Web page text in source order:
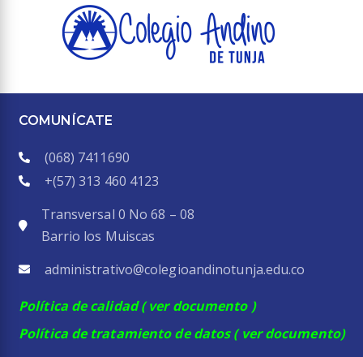
COMUNÍCATE
(068) 7411690
+(57)313 460 4123
Transversal 0 No 68 – 08
Barrio los Muiscas
administrativo@colegioandinotunja.edu.co
Política de calidad( ver documento )
Política de tratamiento de datos( ver documento)